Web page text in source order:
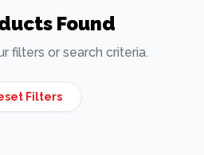
Found
filters or search criteria.
Filters